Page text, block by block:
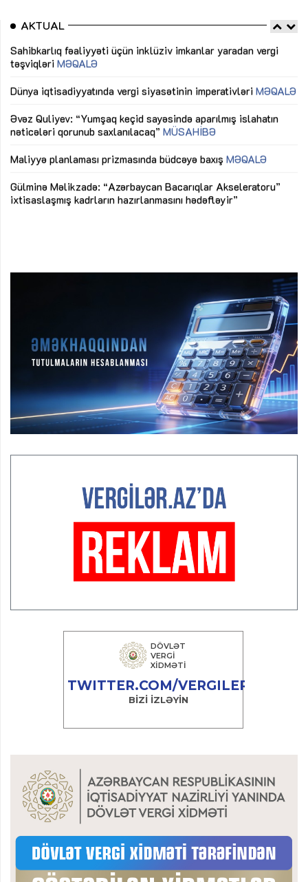
AKTUAL
Sahibkarlıq fəaliyyəti üçün inklüziv imkanlar yaradan vergi
təşviqləri MƏQALƏ
Dünya iqtisadiyyatında vergi siyasətinin imperativləri MƏQALƏ
Əvəz Quliyev: “Yumşaq keçid sayəsində aparılmış islahatın
nəticələri qorunub saxlanılacaq” MÜSAHİBƏ
Maliyyə planlaması prizmasında büdcəyə baxış MƏQALƏ
Gülminə Məlikzadə: “Azərbaycan Bacarıqlar Akseleratoru”
ixtisaslaşmış kadrların hazırlanmasını hədəfləyir”